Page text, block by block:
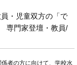
・児童双方の「で
専門家登壇・教員/
者の方に向けて、学校水